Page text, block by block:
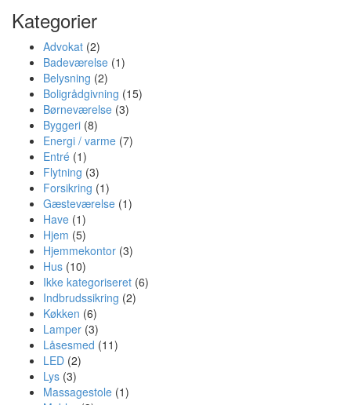
Kategorier
Advokat (2)
Badeværelse (1)
Belysning (2)
Boligrådgivning (15)
Børneværelse (3)
Byggeri (8)
Energi / varme (7)
Entré (1)
Flytning (3)
Forsikring (1)
Gæsteværelse (1)
Have (1)
Hjem (5)
Hjemmekontor (3)
Hus (10)
Ikke kategoriseret (6)
Indbrudssikring (2)
Køkken (6)
Lamper (3)
Låsesmed (11)
LED (2)
Lys (3)
Massagestole (1)